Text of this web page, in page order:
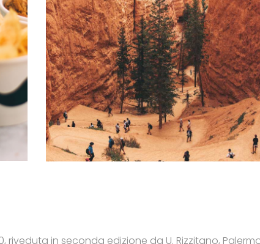
riveduta in seconda edizione da U. Rizzitano,